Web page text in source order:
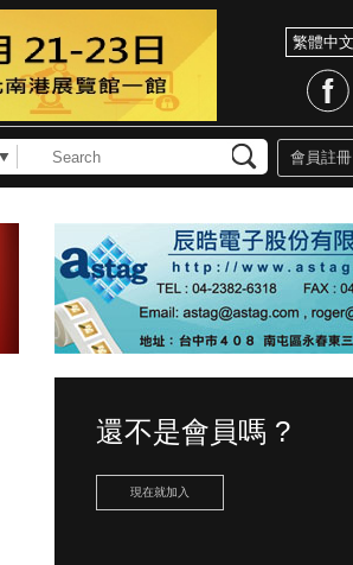
會員註冊
還不是會員嗎 ?
現在就加入